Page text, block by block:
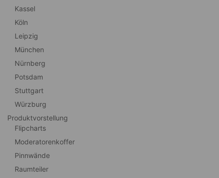
Kassel
Köln
Leipzig
München
Nürnberg
Potsdam
Stuttgart
Würzburg
Produktvorstellung
Flipcharts
Moderatorenkoffer
Pinnwände
Raumteiler